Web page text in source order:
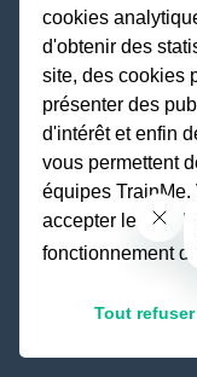
cookies
d'obtenir des
site, des cookies
présenter des
d'intérêt et enfin
vous permettent
équipes
accepter les
fonctionnement
Tout refuser